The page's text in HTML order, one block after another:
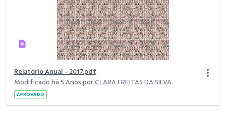
Relatório Anual - 2017.pdf
Modificado há 5 Anos por CLARA FREITAS DA SILVA.
APROVADO